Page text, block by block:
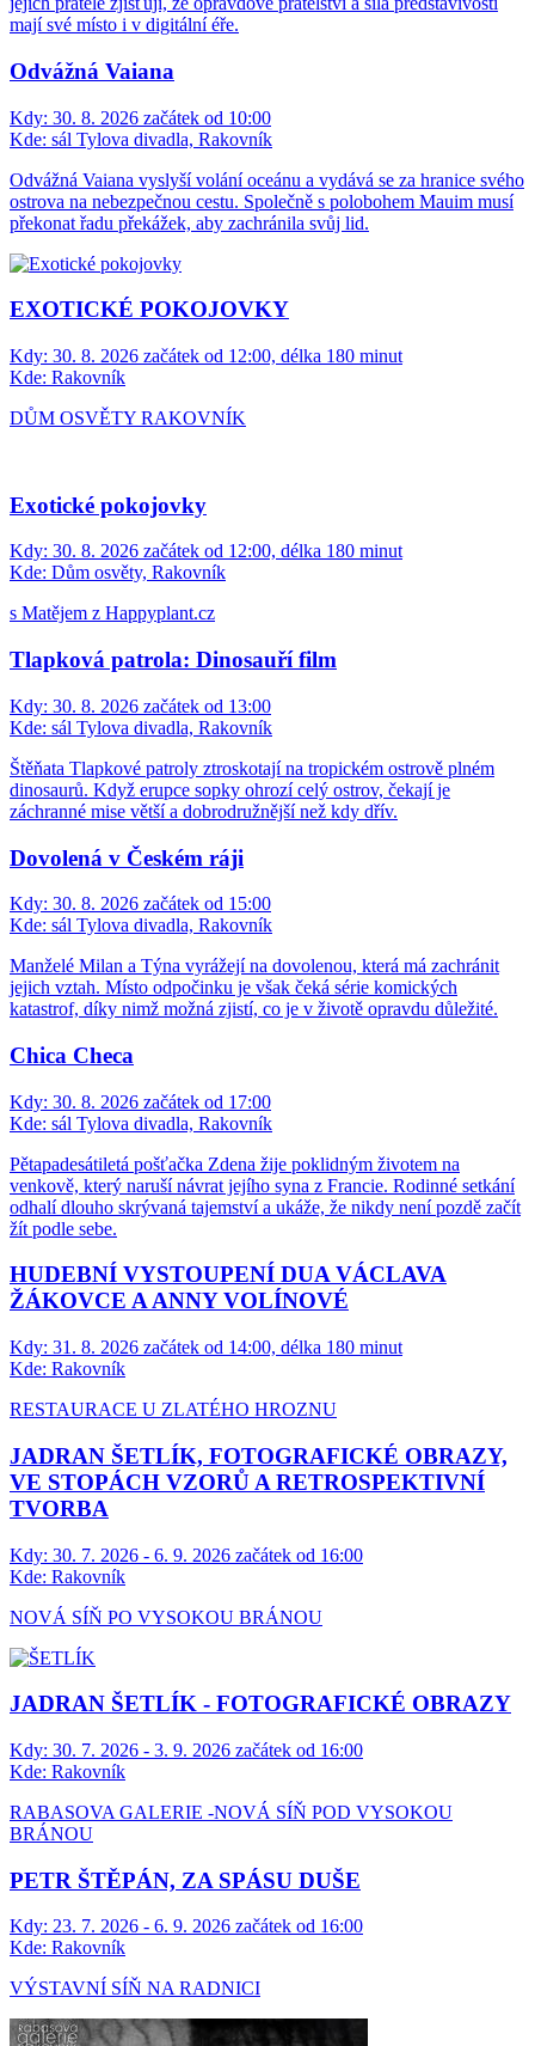
mají své místo i v digitální éře.
Odvážná Vaiana
Kdy: 30. 8. 2026 začátek od 10:00
Kde: sál Tylova divadla, Rakovník
Odvážná Vaiana vyslyší volání oceánu a vydává se za hranice svého
ostrova na nebezpečnou cestu. Společně s polobohem Mauim musí
překonat řadu překážek, aby zachránila svůj lid.
EXOTICKÉ POKOJOVKY
Kdy: 30. 8. 2026 začátek od 12:00, délka 180 minut
Kde: Rakovník
DŮM OSVĚTY RAKOVNÍK
Exotické pokojovky
Kdy: 30. 8. 2026 začátek od 12:00, délka 180 minut
Kde: Dům osvěty, Rakovník
s Matějem z Happyplant.cz
Tlapková patrola: Dinosauří film
Kdy: 30. 8. 2026 začátek od 13:00
Kde: sál Tylova divadla, Rakovník
Štěňata Tlapkové patroly ztroskotají na tropickém ostrově plném
dinosaurů. Když erupce sopky ohrozí celý ostrov, čekají je
záchranné mise větší a dobrodružnější než kdy dřív.
Dovolená v Českém ráji
Kdy: 30. 8. 2026 začátek od 15:00
Kde: sál Tylova divadla, Rakovník
Manželé Milan a Týna vyrážejí na dovolenou, která má zachránit
jejich vztah. Místo odpočinku je však čeká série komických
katastrof, díky nimž možná zjistí, co je v životě opravdu důležité.
Chica Checa
Kdy: 30. 8. 2026 začátek od 17:00
Kde: sál Tylova divadla, Rakovník
Pětapadesátiletá pošťačka Zdena žije poklidným životem na
venkově, který naruší návrat jejího syna z Francie. Rodinné setkání
odhalí dlouho skrývaná tajemství a ukáže, že nikdy není pozdě začít
žít podle sebe.
HUDEBNÍ VYSTOUPENÍ DUA VÁCLAVA
ŽÁKOVCE A ANNY VOLÍNOVÉ
Kdy: 31. 8. 2026 začátek od 14:00, délka 180 minut
Kde: Rakovník
RESTAURACE U ZLATÉHO HROZNU
JADRAN ŠETLÍK, FOTOGRAFICKÉ OBRAZY,
VE STOPÁCH VZORŮ A RETROSPEKTIVNÍ
TVORBA
Kdy: 30. 7. 2026 - 6. 9. 2026 začátek od 16:00
Kde: Rakovník
NOVÁ SÍŇ PO VYSOKOU BRÁNOU
JADRAN ŠETLÍK - FOTOGRAFICKÉ OBRAZY
Kdy: 30. 7. 2026 - 3. 9. 2026 začátek od 16:00
Kde: Rakovník
RABASOVA GALERIE -NOVÁ SÍŇ POD VYSOKOU
BRÁNOU
PETR ŠTĚPÁN, ZA SPÁSU DUŠE
Kdy: 23. 7. 2026 - 6. 9. 2026 začátek od 16:00
Kde: Rakovník
VÝSTAVNÍ SÍŇ NA RADNICI